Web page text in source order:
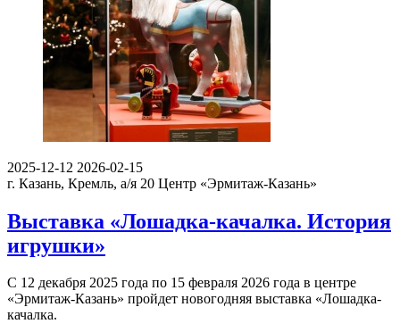
2025-12-12 2026-02-15
г. Казань, Кремль, а/я 20 Центр «Эрмитаж-Казань»
Выставка «Лошадка-качалка. История
игрушки»
С 12 декабря 2025 года по 15 февраля 2026 года в центре
«Эрмитаж-Казань» пройдет новогодняя выставка «Лошадка-
качалка.